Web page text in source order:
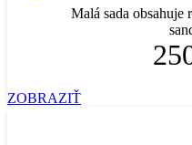
Malá sada obsahuje
ZOBRAZIŤ